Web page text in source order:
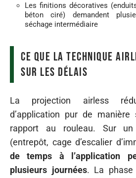
Les finitions décoratives
béton ciré) demandent
séchage intermédiaire
Ce que la technique
sur les délais
La projection airless
d’application pur de manière
rapport au rouleau. Sur
(entrepôt, cage d’escalier
de temps à l’application
plusieurs journées. La phase